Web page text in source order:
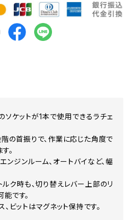
ソケットが1本で使用できるラチェ
の首振りで、作業に応じた角度で
。
ンジンルーム、オートバイなど、幅
ク時も、切り替えレバー上部のリ
です。
、ビットはマグネット保持です。